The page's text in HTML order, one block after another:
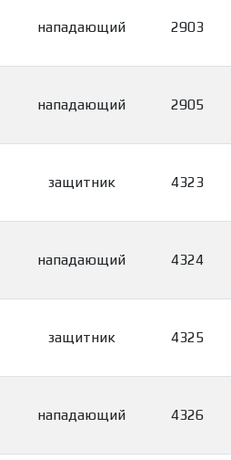
нападающий 2903
нападающий 2905
защитник 4323
нападающий 4324
защитник 4325
нападающий 4326